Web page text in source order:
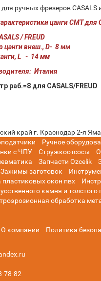
для ручных фрезеров
цанги СМТ для
/ FREUD
цанги внеш., D- 8 мм
L - 14 мм
Италия
раб.=8 для CASALS/FREUD
край г. Краснодар2-я
Ручное
с ЧПУ
Стружкоотсосы
Запчасти Ozcelik
Зажимы заготовок
пластиковых окон пвх
камня и толстого
обработка
О компании Политика
78-82